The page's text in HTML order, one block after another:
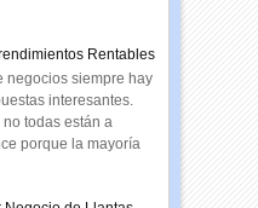
Rentables
negocios siempre hay
interesantes.
todas están a
porque la mayoría